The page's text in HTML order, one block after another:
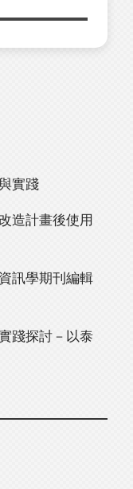
實踐
造計畫後使用
訊學期刊編輯
踐探討－以泰